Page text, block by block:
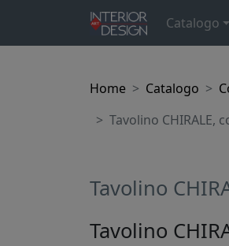
Catalogo
Home Catalogo
Tavolino CHIRALE,
Tavolino
Tavolino